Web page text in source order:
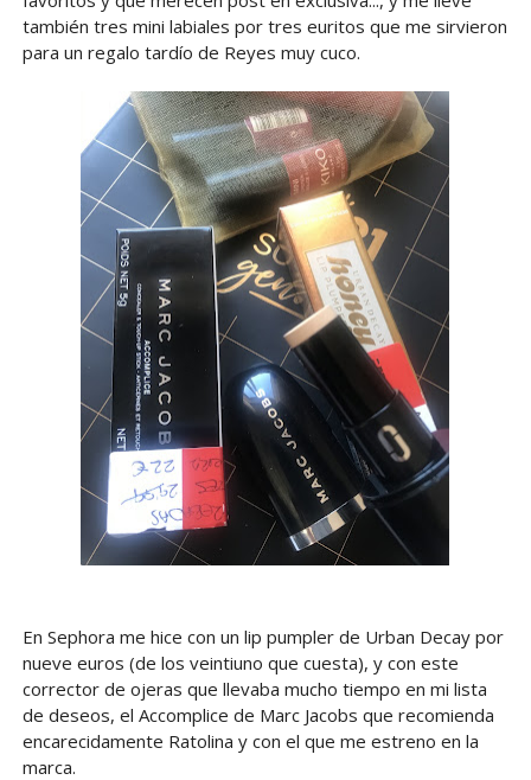
también tres mini labiales por tres euritos que me sirvieron
para un regalo tardío de Reyes muy cuco.
En Sephora me hice con un lip pumpler de Urban Decay por
nueve euros (de los veintiuno que cuesta), y con este
corrector de ojeras que llevaba mucho tiempo en mi lista
de deseos, el Accomplice de Marc Jacobs que recomienda
encarecidamente Ratolina y con el que me estreno en la
marca.